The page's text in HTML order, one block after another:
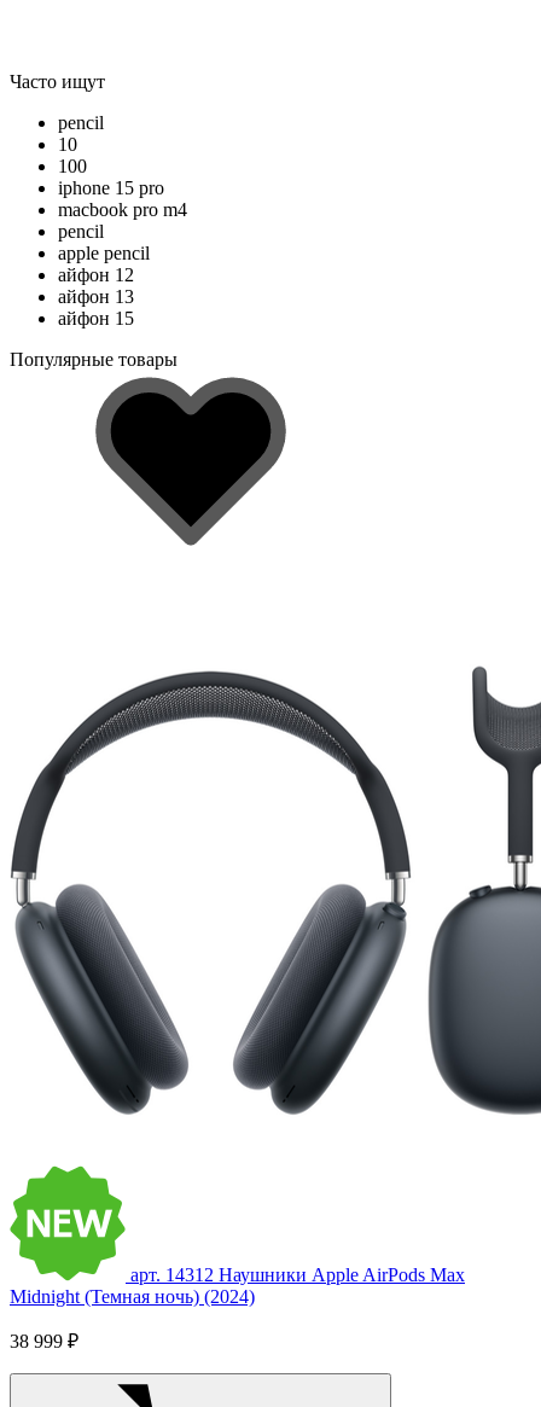
Часто ищут
pencil
10
100
iphone 15 pro
macbook pro m4
pencil
apple pencil
айфон 12
айфон 13
айфон 15
Популярные товары
арт. 14312 Наушники Apple AirPods Max
Midnight (Темная ночь) (2024)
38 999 ₽